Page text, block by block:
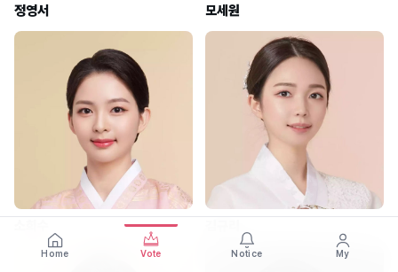
정영서 모세원
Home Vote Notice My